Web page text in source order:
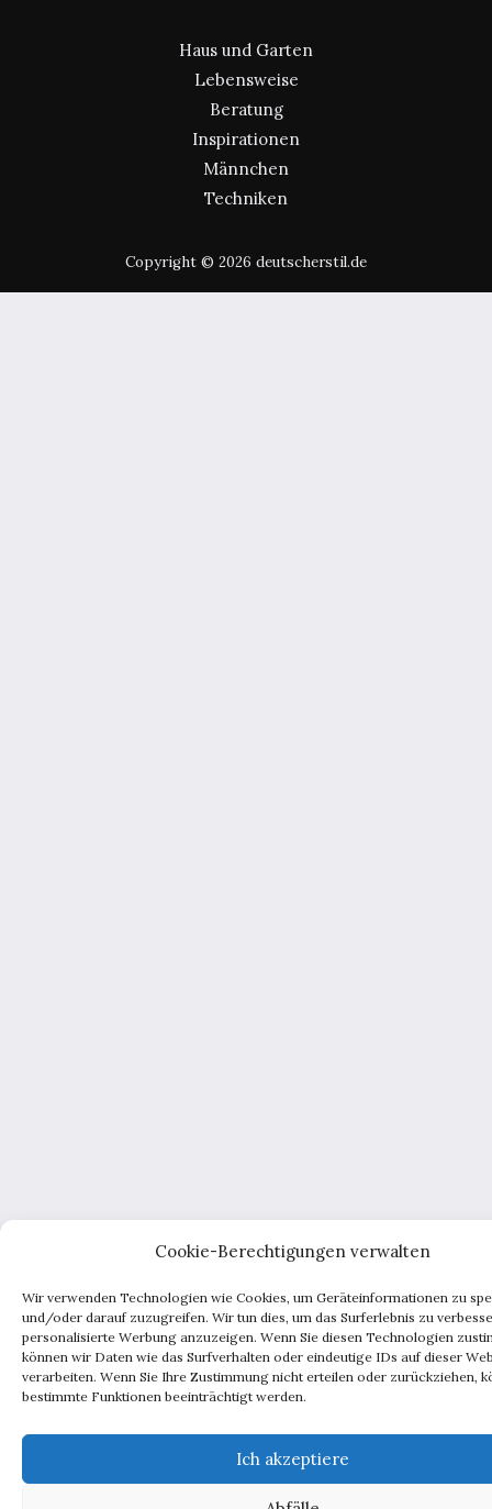
Cookie-Berechtigungen verwalten
Wir verwenden Technologien wie Cookies, um Geräteinformationen zu
und/oder darauf zuzugreifen. Wir tun dies, um das Surferlebnis zu
personalisierte Werbung anzuzeigen. Wenn Sie diesen Technologien
können wir Daten wie das Surfverhalten oder eindeutige IDs auf dieser
verarbeiten. Wenn Sie Ihre Zustimmung nicht erteilen oder zurückziehen,
bestimmte Funktionen beeinträchtigt werden.
Ich akzeptiere
Haus und Garten
Lebensweise
Beratung
Inspirationen
Männchen
Techniken
Copyright © 2026 deutscherstil.de